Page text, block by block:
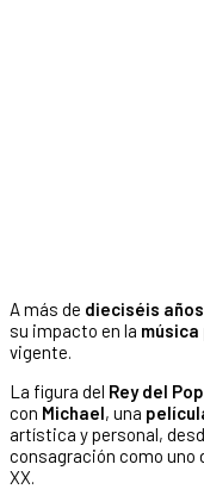
A más de dieciséis
su impacto en la
vigente.
La figura del Rey del Pop
con Michael, una
artística y personal,
consagración como
XX.